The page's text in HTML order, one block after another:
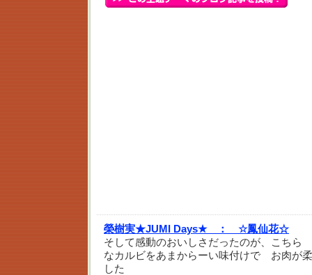
榮樹実★JUMI Days★ ：
☆鳳仙花☆
そして感動のおいしさだったのが、こち
なカルビをあまからーい味付けで お肉が
した